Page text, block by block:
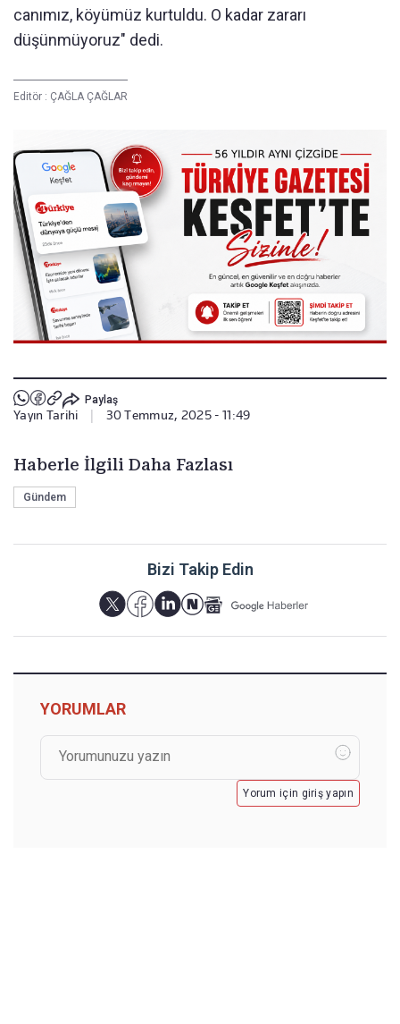
canımız, köyümüz kurtuldu. O kadar zararı
düşünmüyoruz" dedi.
Editör : ÇAĞLA ÇAĞLAR
Paylaş
Yayın Tarihi 30 Temmuz, 2025 - 11:49
Haberle İlgili Daha Fazlası
Gündem
Bizi Takip Edin
YORUMLAR
Yorum için giriş yapın